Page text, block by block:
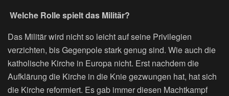
Welche Rolle spielt das Militär?
Das Militär wird nicht so leicht auf seine Privilegien
verzichten, bis Gegenpole stark genug sind. Wie auch die
katholische Kirche in Europa nicht. Erst nachdem die
Aufklärung die Kirche in die Knie gezwungen hat, hat sich
die Kirche reformiert. Es gab immer diesen Machtkampf